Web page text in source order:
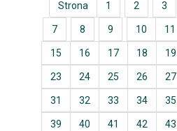
Strona 1 2 3
7 8 9 10 11
15 16 17 18 19
23 24 25 26 27
31 32 33 34 35
39 40 41 42 43